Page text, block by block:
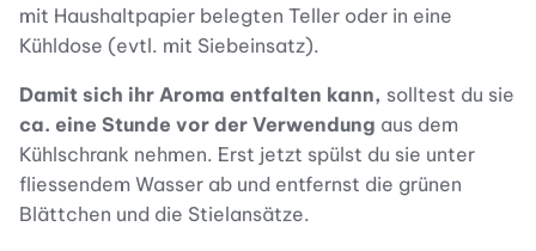
mit Haushaltpapier belegten Teller oder in eine
Kühldose (evtl. mit Siebeinsatz).
Damit sich ihr Aroma entfalten kann, solltest du sie
ca. eine Stunde vor der Verwendung aus dem
Kühlschrank nehmen. Erst jetzt spülst du sie unter
fliessendem Wasser ab und entfernst die grünen
Blättchen und die Stielansätze.